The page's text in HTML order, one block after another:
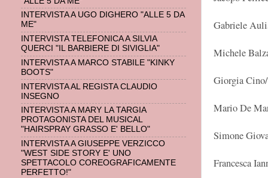
Gabriele
Michele
Giorgia
Mario De
Simone
Francesca
INTERVISTA A UGO DIGHERO "ALLE 5 DA
ME"
INTERVISTA TELEFONICA A SILVIA
QUERCI "IL BARBIERE DI SIVIGLIA"
INTERVISTA A MARCO STABILE "KINKY
BOOTS"
INTERVISTA AL REGISTA CLAUDIO
INSEGNO
INTERVISTA A MARY LA TARGIA
PROTAGONISTA DEL MUSICAL
"HAIRSPRAY GRASSO E' BELLO"
INTERVISTA A GIUSEPPE VERZICCO
"WEST SIDE STORY E' UNO
SPETTACOLO COREOGRAFICAMENTE
PERFETTO!"